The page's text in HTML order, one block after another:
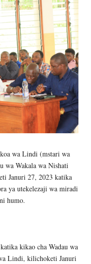
wa Lindi (mstari wa
wa Wakala wa Nishati
Januri 27, 2023 katika
ya utekelezaji wa miradi
humo.
kikao cha Wadau wa
Lindi, kilichoketi Januri